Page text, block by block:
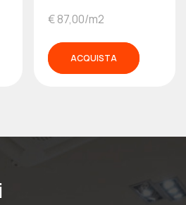
€ 87,00/m2
ACQUISTA